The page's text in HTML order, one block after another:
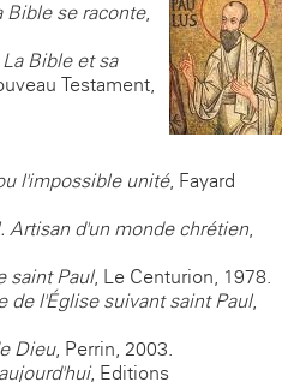
Bible se raconte,
La Bible et sa
Testament,
l'impossible unité, Fayard
Artisan d'un monde chrétien,
saint Paul, Le Centurion, 1978.
de l'Église suivant saint Paul,
Dieu, Perrin, 2003.
, Editions